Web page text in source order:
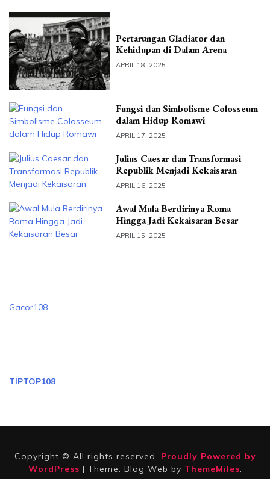
Pertarungan Gladiator dan
Kehidupan di Dalam Arena
APRIL 18, 2025
Fungsi dan Simbolisme Colosseum
dalam Hidup Romawi
APRIL 17, 2025
Julius Caesar dan Transformasi
Republik Menjadi Kekaisaran
APRIL 16, 2025
Awal Mula Berdirinya Roma
Hingga Jadi Kekaisaran Besar
APRIL 15, 2025
Gacor108
TIPTOP108
Copyright © All rights reserved. Proudly Powered by
WordPress | Theme: Blog Web by ThemeMiles.